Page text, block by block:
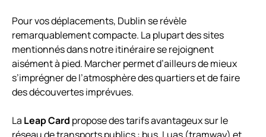
Pour vos déplacements, Dublin se révèle
remarquablement compacte. La plupart des sites
mentionnés dans notre itinéraire se rejoignent
aisément à pied. Marcher permet d’ailleurs de mieux
s’imprégner de l’atmosphère des quartiers et de faire
des découvertes imprévues.
La Leap Card propose des tarifs avantageux sur le